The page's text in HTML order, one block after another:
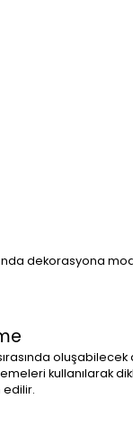
dekorasyona
kullanılarak